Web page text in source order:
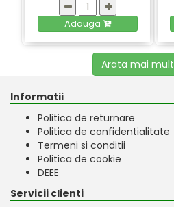
Adauga
Arata mai
Informatii
Politica de returnare
Politica de confidentialitate
Termeni si conditii
Politica de cookie
DEEE
Servicii clienti